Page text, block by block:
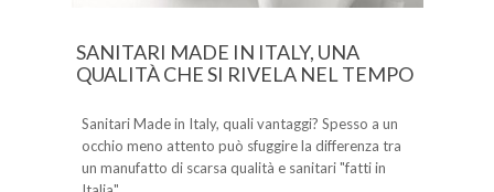
SANITARI MADE IN ITALY, UNA
QUALITÀ CHE SI RIVELA NEL TEMPO
Sanitari Made in Italy, quali vantaggi? Spesso a un
occhio meno attento può sfuggire la differenza tra
un manufatto di scarsa qualità e sanitari "fatti in